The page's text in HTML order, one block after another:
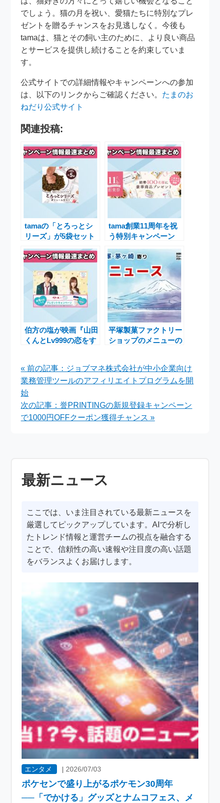
でしょう。猫の月を祝い、愛猫たちに特別なプレ
ゼントを贈るチャンスをお見逃しなく。今後も
tamaは、猫とその飼い主のために、より良い商品
とサービスを提供し続けることを約束していま
す。
公式サイトでの詳細情報やキャンペーンへの参加
は、以下のリンクからご確認ください。 たまのお
ねだり公式サイト
関連投稿:
tamaの「とろっとシ
リーズ」が5袋セット
定キャンペーン実施中
tama創業11周年を祝
う特別キャンペーン
らせ
伯方の塩が映画『山田
くんとLv999の恋をす
開催中
平塚製菓ファクトリー
ショップのメニューの
« 前の記事：ジョブマネ株式会社が中小企業向け
業務管理ツールのアフィリエイトプログラムを開
始
次の記事：誉PRINTINGの新規登録キャンペーン
で1000円OFFクーポン獲得チャンス »
最新ニュース
ここでは、いま注目されている最新ニュースを
厳選してピックアップしています。AIで分析し
たトレンド情報と運営チームの視点を融合する
ことで、信頼性の高い速報や注目度の高い話題
をバランスよくお届けします。
エンタメ | 2026/07/03
ポケセンで盛り上がるポケモン30周年
──「でかける」グッズとナムコフェス、メ